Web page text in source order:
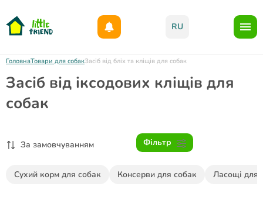
RU
ГоловнаТовари для собакЗасіб від бліх та кліщів для собак
Засіб від іксодових кліщів для
собак
За замовчуванням Фільтр
Сухий корм для собак Консерви для собак Ласощі для